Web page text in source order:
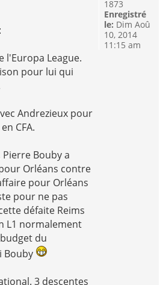
l'Europa League.
pour lui qui
Andrezieux pour
CFA.
Bouby a
Orléans contre
pour Orléans
pour ne pas
défaite Reims
L1 normalement
du
Bouby
3 descentes
1873
Enregistré
le: Dim Aoû
10, 2014
11:15 am